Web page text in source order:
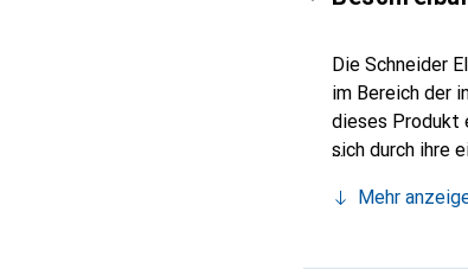
Die Schneider
im Bereich der
dieses Produkt
sich durch ihre
erheblich. Die
Qualität und
Mehr